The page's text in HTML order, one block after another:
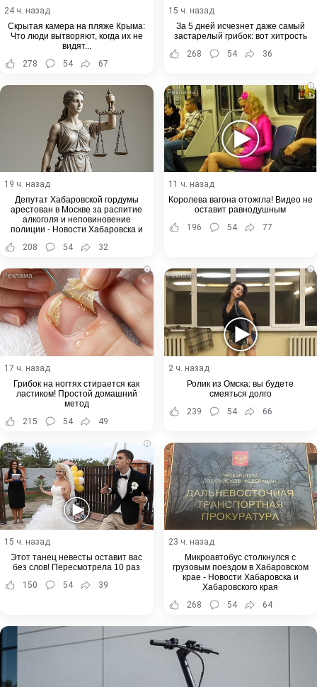
24 ч. назад
Скрытая камера на пляже Крыма:
Что люди вытворяют, когда их не
видят...
278
54 67
15 ч. назад
За 5 дней исчезнет даже самый
застарелый грибок: вот хитрость
268
54 36
19 ч. назад
Депутат Хабаровской гордумы
арестован в Москве за распитие
алкоголя и неповиновение
полиции - Новости Хабаровска и
208 54 32
i
11 ч. назад
Королева вагона отожгла! Видео не
оставит равнодушным
196
54 77
i
17 ч. назад
Грибок на ногтях стирается как
ластиком! Простой домашний
метод
215
54 49
i
2 ч. назад
Ролик из Омска: вы будете
смеяться долго
239
54 66
i
15 ч. назад
Этот танец невесты оставит вас
без слов! Пересмотрела 10 раз
150
54 39
23 ч. назад
Микроавтобус столкнулся с
грузовым поездом в Хабаровском
крае - Новости Хабаровска и
Хабаровского края
268
54 64